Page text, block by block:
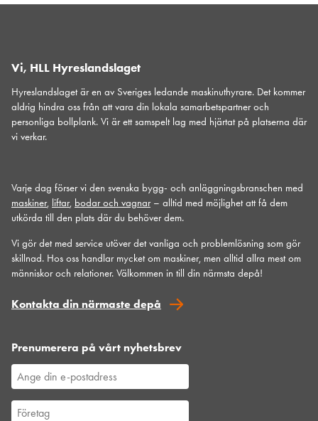
Vi, HLL Hyreslandslaget
Hyreslandslaget är en av Sveriges ledande maskinuthyrare. Det kommer
aldrig hindra oss från att vara din lokala samarbetspartner och
personliga bollplank. Vi är ett samspelt lag med hjärtat på platserna där
vi verkar.
Varje dag förser vi den svenska bygg- och anläggningsbranschen med
maskiner, liftar, bodar och vagnar– alltid med möjlighet att få dem
utkörda till den plats där du behöver dem.
Vi gör det med service utöver det vanliga och problemlösning som gör
skillnad. Hos oss handlar mycket om maskiner, men alltid allra mest om
människor och relationer. Välkommen in till din närmsta depå!
Kontakta din närmaste depå
Prenumerera på vårt nyhetsbrev